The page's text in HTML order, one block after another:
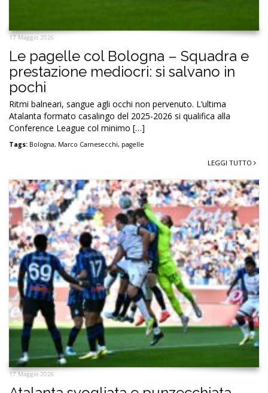
17 Maggio 2026
Le pagelle col Bologna – Squadra e
prestazione mediocri: si salvano in
pochi
Ritmi balneari, sangue agli occhi non pervenuto. L’ultima
Atalanta formato casalingo del 2025-2026 si qualifica alla
Conference League col minimo […]
Tags: Bologna, Marco Carnesecchi, pagelle
LEGGI TUTTO
17 Maggio 2026